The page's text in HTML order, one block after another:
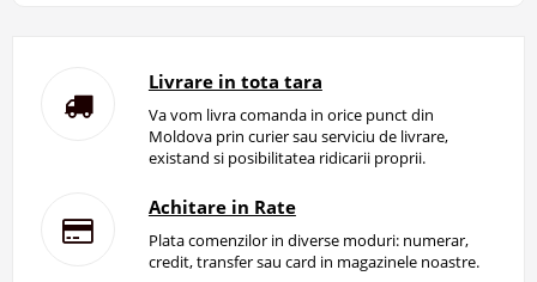
Livrare in tota tara
Va vom livra comanda in orice punct din
Moldova prin curier sau serviciu de livrare,
existand si posibilitatea ridicarii proprii.
Achitare in Rate
Plata comenzilor in diverse moduri: numerar,
credit, transfer sau card in magazinele noastre.